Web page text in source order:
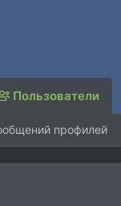
Пользователи
профилей